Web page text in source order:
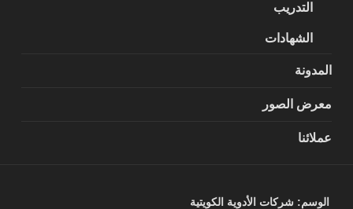
التدريب
الشهادات
المدونة
معرض الصور
عملائنا
الوسم: شركات الأدوية الكويتية